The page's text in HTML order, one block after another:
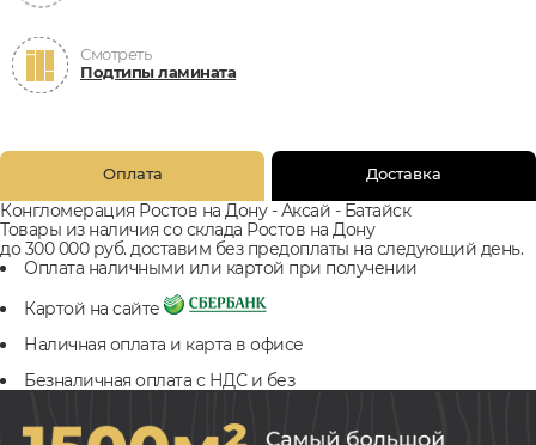
Смотреть
Подтипы ламината
Оплата Доставка
Конгломерация Ростов на Дону - Аксай - Батайск
Товары из наличия со склада Ростов на Дону
до 300 000 руб. доставим без предоплаты на следующий день.
Оплата наличными или картой при получении
Картой на сайте
Наличная оплата и карта в офисе
Безналичная оплата с НДС и без